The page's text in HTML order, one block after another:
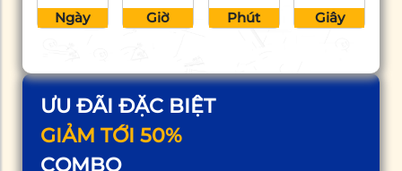
ƯU ĐÃI ĐẶC BIỆT
GIẢM TỚI 50%
COMBO
Ngày Giờ Phút Giây